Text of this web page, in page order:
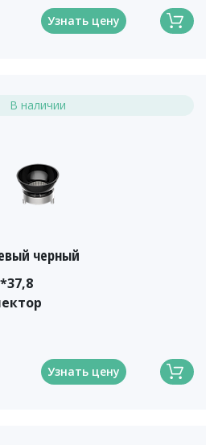
Узнать цену
В наличии
черный
Узнать цену